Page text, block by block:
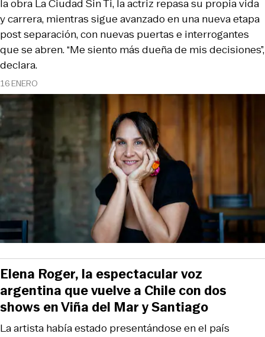
16 ENERO
la obra La Ciudad Sin Ti, la actriz repasa su propia vida
y carrera, mientras sigue avanzado en una nueva etapa
post separación, con nuevas puertas e interrogantes
que se abren. “Me siento más dueña de mis decisiones”,
declara.
La artista había estado presentándose en el país
Elena Roger, la espectacular voz
argentina que vuelve a Chile con dos
shows en Viña del Mar y Santiago